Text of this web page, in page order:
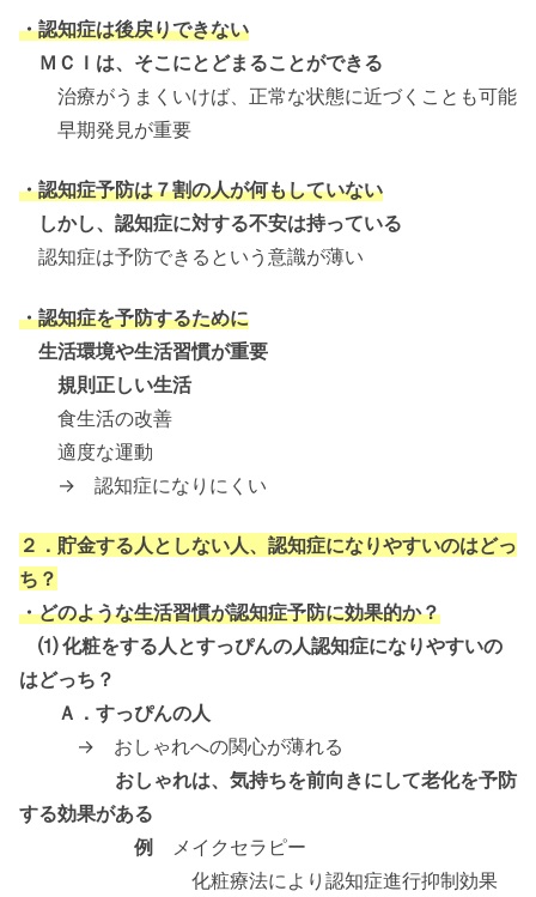
・認知症は後戻りできない
ＭＣＩは、そこにとどまることができる
治療がうまくいけば、正常な状態に近づくことも可能
早期発見が重要
・認知症予防は７割の人が何もしていない
しかし、認知症に対する不安は持っている
認知症は予防できるという意識が薄い
・認知症を予防するために
生活環境や生活習慣が重要
規則正しい生活
食生活の改善
適度な運動
→ 認知症になりにくい
２．貯金する人としない人、認知症になりやすいのはどっ
ち？
・どのような生活習慣が認知症予防に効果的か？
⑴ 化粧をする人とすっぴんの人認知症になりやすいの
はどっち？
Ａ．すっぴんの人
→ おしゃれへの関心が薄れる
おしゃれは、気持ちを前向きにして老化を予防
する効果がある
例
メイクセラピー
化粧療法により認知症進行抑制効果